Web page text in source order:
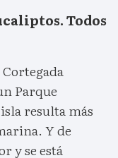
Todos
Parque
resulta más
Y de
y se está